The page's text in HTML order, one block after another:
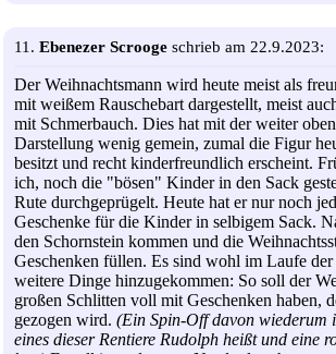
11. Ebenezer Scrooge schrieb am 22.9.2023:
Der Weihnachtsmann wird heute meist als
mit weißem Rauschebart dargestellt, meist
mit Schmerbauch. Dies hat mit der weiter
Darstellung wenig gemein, zumal die Figur
besitzt und recht kinderfreundlich erscheint.
ich, noch die "bösen" Kinder in den Sack
Rute durchgeprügelt. Heute hat er nur noch
Geschenke für die Kinder in selbigem Sack.
den Schornstein kommen und die
Geschenken füllen. Es sind wohl im Laufe
weitere Dinge hinzugekommen: So soll der
großen Schlitten voll mit Geschenken haben,
gezogen wird. (Ein Spin-Off davon wiederum
eines dieser Rentiere Rudolph heißt und eine